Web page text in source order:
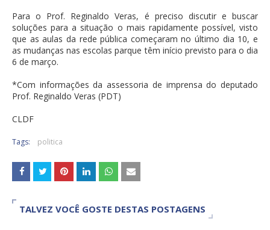
Para o Prof. Reginaldo Veras, é preciso discutir e buscar
soluções para a situação o mais rapidamente possível, visto
que as aulas da rede pública começaram no último dia 10, e
as mudanças nas escolas parque têm início previsto para o dia
6 de março.
*Com informações da assessoria de imprensa do deputado
Prof. Reginaldo Veras (PDT)
CLDF
Tags: politica
TALVEZ VOCÊ GOSTE DESTAS POSTAGENS